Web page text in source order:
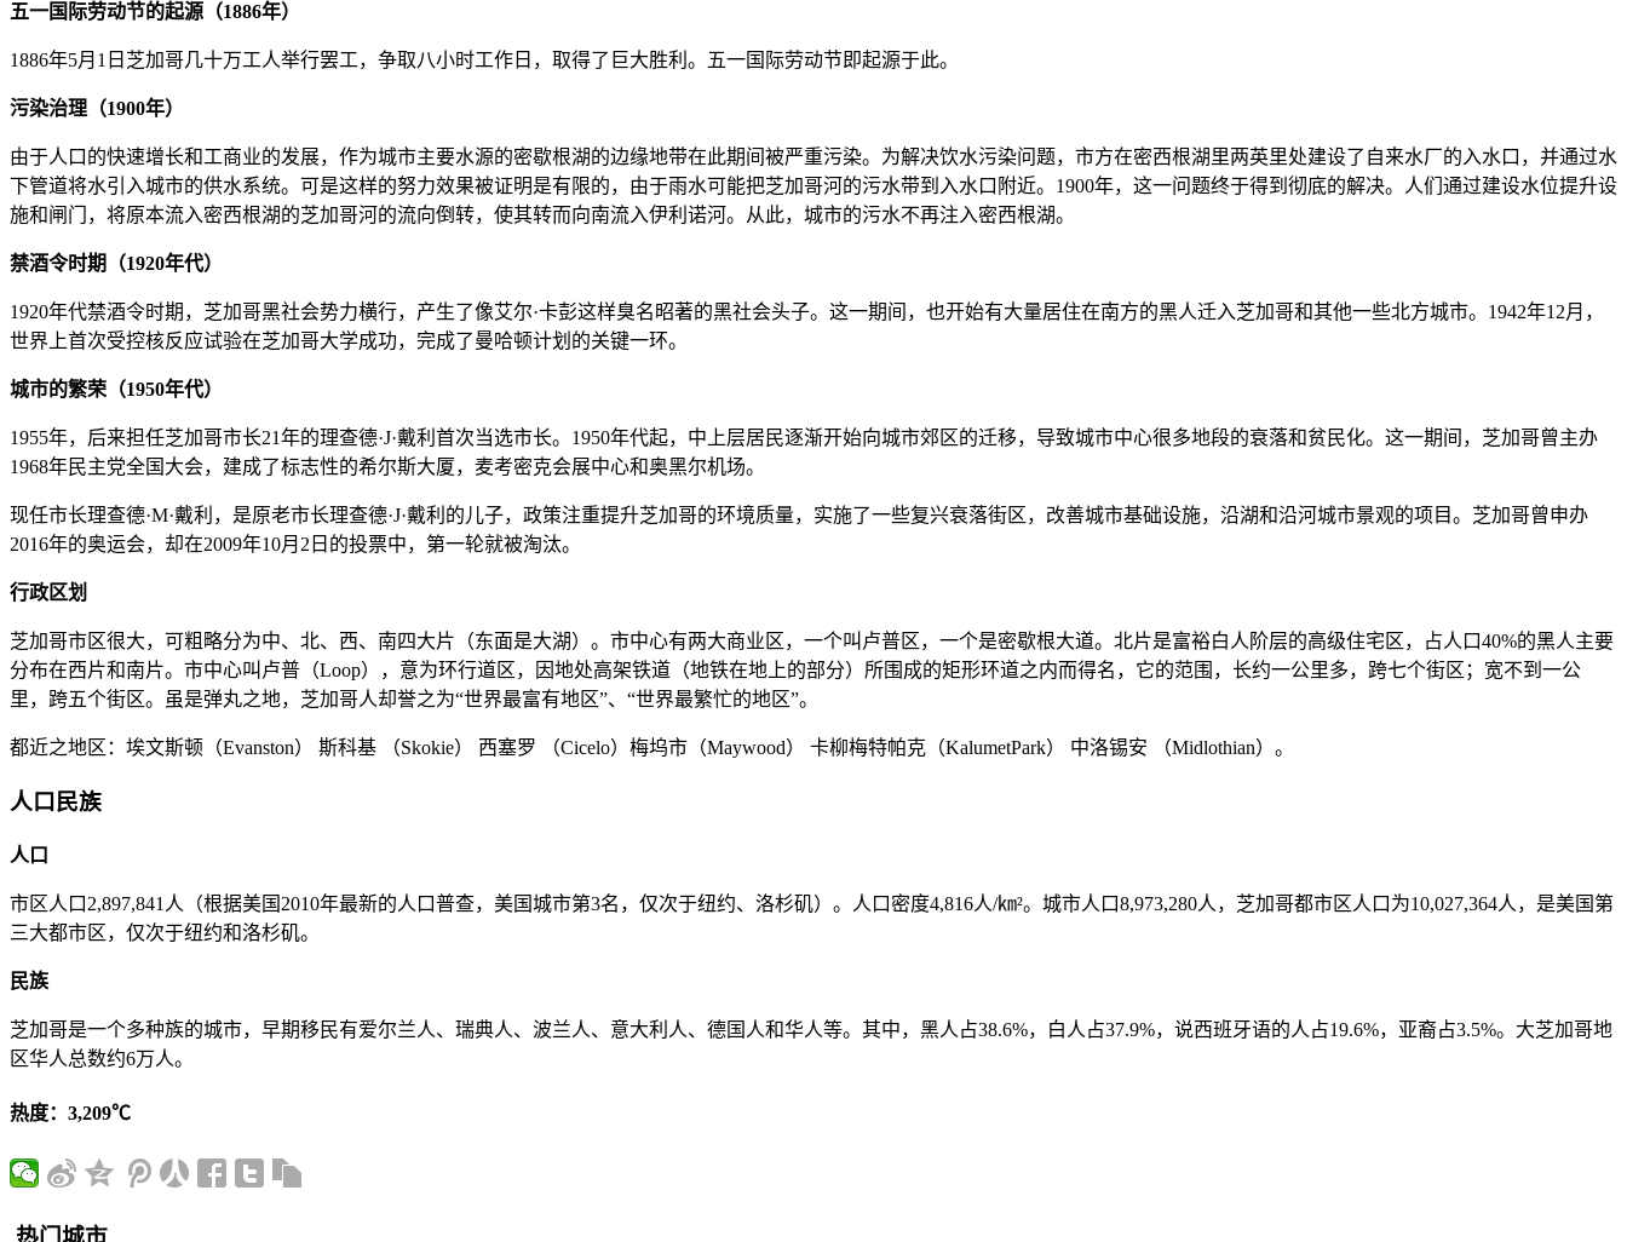
五一国际劳动节的起源（1886年）
1886年5月1日芝加哥几十万工人举行罢工，争取八小时工作日，取得了巨大胜利。五一国际劳动节即起源于此。
污染治理（1900年）
由于人口的快速增长和工商业的发展，作为城市主要水源的密歇根湖的边缘地带在此期间被严重污染。为解决饮水污染问题，市方在密西根湖里两英里处建设了自来水厂的入水口，并通过水
下管道将水引入城市的供水系统。可是这样的努力效果被证明是有限的，由于雨水可能把芝加哥河的污水带到入水口附近。1900年，这一问题终于得到彻底的解决。人们通过建设水位提升设
施和闸门，将原本流入密西根湖的芝加哥河的流向倒转，使其转而向南流入伊利诺河。从此，城市的污水不再注入密西根湖。
禁酒令时期（1920年代）
1920年代禁酒令时期，芝加哥黑社会势力横行，产生了像艾尔·卡彭这样臭名昭著的黑社会头子。这一期间，也开始有大量居住在南方的黑人迁入芝加哥和其他一些北方城市。1942年12月，
世界上首次受控核反应试验在芝加哥大学成功，完成了曼哈顿计划的关键一环。
城市的繁荣（1950年代）
1955年，后来担任芝加哥市长21年的理查德·J·戴利首次当选市长。1950年代起，中上层居民逐渐开始向城市郊区的迁移，导致城市中心很多地段的衰落和贫民化。这一期间，芝加哥曾主办
1968年民主党全国大会，建成了标志性的希尔斯大厦，麦考密克会展中心和奥黑尔机场。
现任市长理查德·M·戴利，是原老市长理查德·J·戴利的儿子，政策注重提升芝加哥的环境质量，实施了一些复兴衰落街区，改善城市基础设施，沿湖和沿河城市景观的项目。芝加哥曾申办
2016年的奥运会，却在2009年10月2日的投票中，第一轮就被淘汰。
行政区划
芝加哥市区很大，可粗略分为中、北、西、南四大片（东面是大湖）。市中心有两大商业区，一个叫卢普区，一个是密歇根大道。北片是富裕白人阶层的高级住宅区，占人口40%的黑人主要
分布在西片和南片。市中心叫卢普（Loop），意为环行道区，因地处高架铁道（地铁在地上的部分）所围成的矩形环道之内而得名，它的范围，长约一公里多，跨七个街区；宽不到一公
里，跨五个街区。虽是弹丸之地，芝加哥人却誉之为“世界最富有地区”、“世界最繁忙的地区”。
都近之地区：埃文斯顿（Evanston） 斯科基 （Skokie） 西塞罗 （Cicelo）梅坞市（Maywood） 卡柳梅特帕克（KalumetPark） 中洛锡安 （Midlothian）。
人口民族
人口
市区人口2,897,841人（根据美国2010年最新的人口普查，美国城市第3名，仅次于纽约、洛杉矶）。人口密度4,816人/㎞²。城市人口8,973,280人，芝加哥都市区人口为10,027,364人，是美国第
三大都市区，仅次于纽约和洛杉矶。
民族
芝加哥是一个多种族的城市，早期移民有爱尔兰人、瑞典人、波兰人、意大利人、德国人和华人等。其中，黑人占38.6%，白人占37.9%，说西班牙语的人占19.6%，亚裔占3.5%。大芝加哥地
区华人总数约6万人。
热度：3,209℃
热门城市